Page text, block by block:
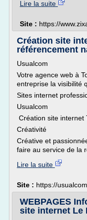
Lire la suite
Site : https://
Création site
référencement
Usualcom
Votre agence web à
entreprise la visibilité
Sites internet
Usualcom
Création site internet
Créativité
Créative et
faire au service de la
Lire la suite
Site : https://
WEBPAGES
site internet Le